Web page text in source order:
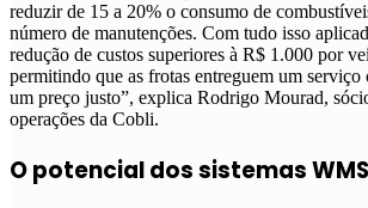
reduzir de 15 a 20% o consumo de
número de manutenções. Com tudo isso
redução de custos superiores à R$ 1.000 por
permitindo que as frotas entreguem um
um preço justo”, explica Rodrigo Mourad,
operações da Cobli.
O potencial dos sistemas WMS